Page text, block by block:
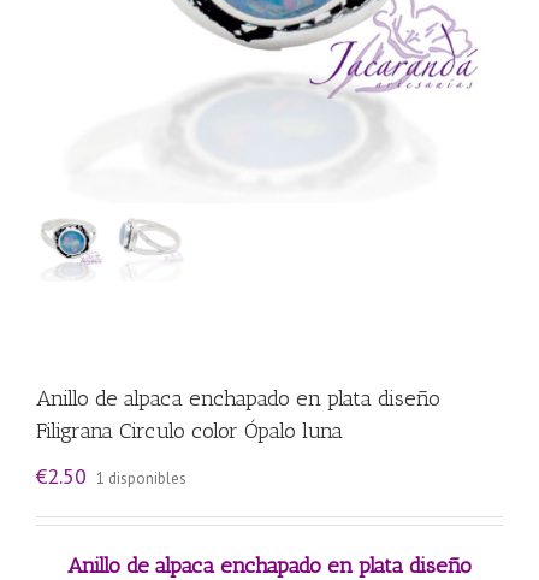
Anillo de alpaca enchapado en plata diseño
Filigrana Circulo color Ópalo luna
€2.50 1 disponibles
Anillo de alpaca enchapado en plata diseño